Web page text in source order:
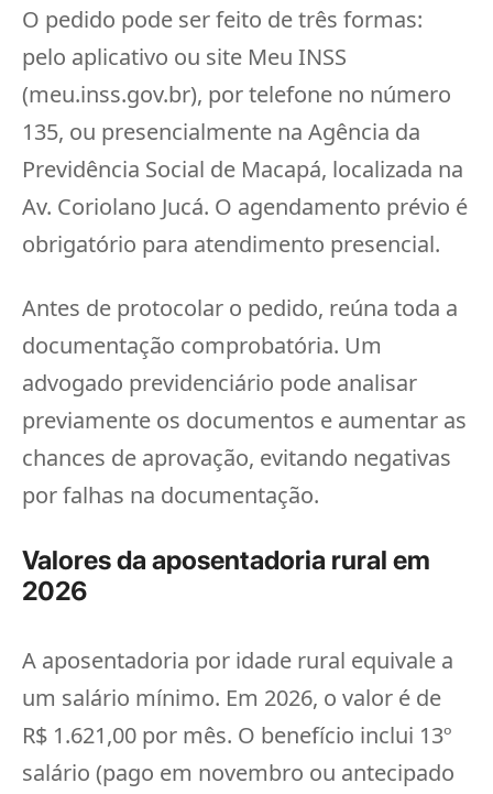
O pedido pode ser feito de três formas:
pelo aplicativo ou site Meu INSS
(meu.inss.gov.br), por telefone no número
135, ou presencialmente na Agência da
Previdência Social de Macapá, localizada na
Av. Coriolano Jucá. O agendamento prévio é
obrigatório para atendimento presencial.
Antes de protocolar o pedido, reúna toda a
documentação comprobatória. Um
advogado previdenciário pode analisar
previamente os documentos e aumentar as
chances de aprovação, evitando negativas
por falhas na documentação.
Valores da aposentadoria rural em
2026
A aposentadoria por idade rural equivale a
um salário mínimo. Em 2026, o valor é de
R$ 1.621,00 por mês. O benefício inclui 13º
salário (pago em novembro ou antecipado